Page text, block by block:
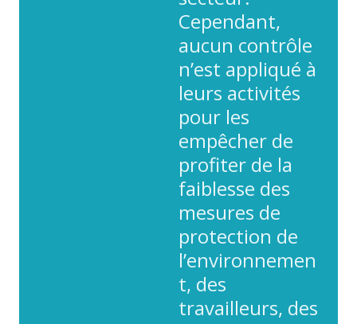
Cependant,
aucun contrôle
n’est appliqué à
leurs activités
pour les
empêcher de
profiter de la
faiblesse des
mesures de
protection de
l’environnemen
t, des
travailleurs, des